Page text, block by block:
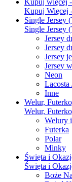
Kupuj więcej
Kupuj Więcej
Single Jersey
Single Jersey
Jersey
Jersey
Jersey
Jersey
Neon
Lacosta
Inne
Welur,
Welur,
Welury
Futerka
Polar
Minky
Święta i
Święta i
Boże